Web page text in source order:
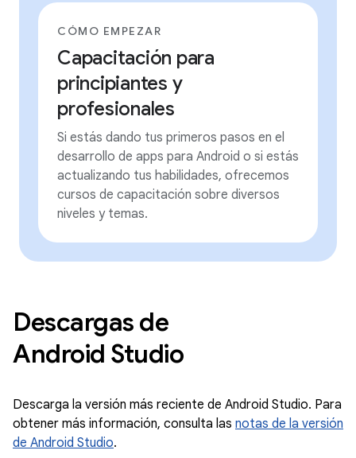
CÓMO EMPEZAR
Capacitación para
principiantes y
profesionales
Si estás dando tus primeros pasos en el
desarrollo de apps para Android o si estás
actualizando tus habilidades, ofrecemos
cursos de capacitación sobre diversos
niveles y temas.
Descargas de
Android Studio
Descarga la versión más reciente de Android Studio. Para
obtener más información, consulta las notas de la versión
de Android Studio.